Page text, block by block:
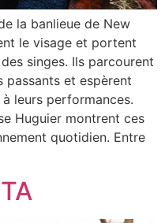
la banlieue de New
le visage et portent
singes. Ils parcourent
passants et espèrent
leurs performances.
Huguier montrent ces
quotidien. Entre